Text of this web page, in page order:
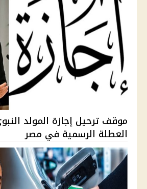
العطلة الرسمية في مصر